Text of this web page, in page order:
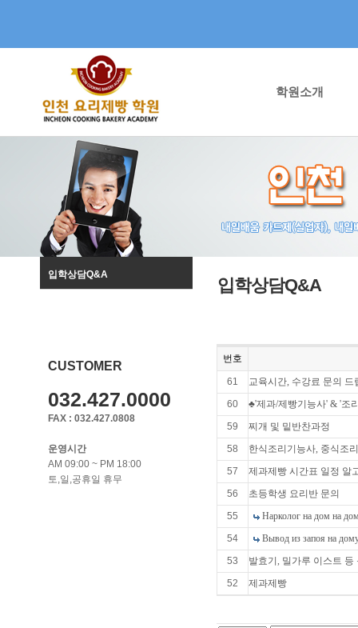
학원소개
입학상담Q&A
CUSTOMER
032.427.0000
FAX : 032.427.0808
운영시간
AM 09:00 ~ PM 18:00
토,일,공휴일 휴무
입학상담Q&A
번호
61
교육시간, 수강료 문의 드
60
♣'제과/제빵기능사' & '조
59
찌개 및 밑반찬과정
58
한식조리기능사, 중식조
57
제과제빵 시간표 일정 알
56
초등학생 요리반 문의
55
Нарколог на дом на
54
Вывод из запоя на
53
발효기, 밀가루 이스트 등
52
제과제빵